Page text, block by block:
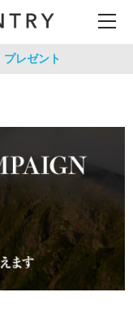
プレゼント